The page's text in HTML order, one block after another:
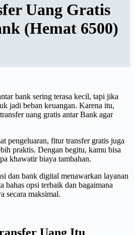
Uang Gratis
(Hemat 6500)
bank sering terasa kecil, tapi jika
jadi beban keuangan. Karena itu,
uang gratis antar Bank agar
pengeluaran, fitur transfer gratis juga
praktis. Dengan begitu, kamu bisa
khawatir biaya tambahan.
dan bank digital menawarkan layanan
bahas opsi terbaik dan bagaimana
secara maksimal.
Uang Itu